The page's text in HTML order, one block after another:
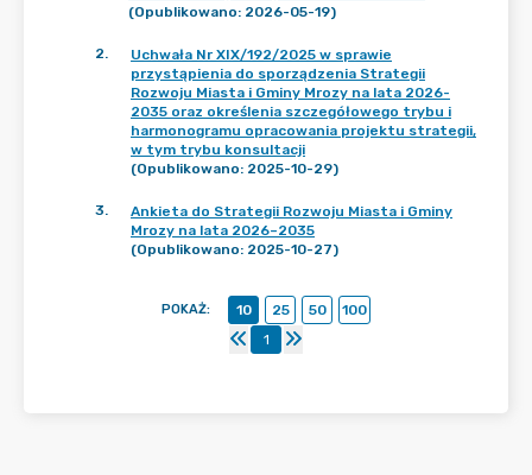
(Opublikowano: 2026-05-19)
2.
Uchwała Nr XIX/192/2025 w sprawie
przystąpienia do sporządzenia Strategii
Rozwoju Miasta i Gminy Mrozy na lata 2026-
2035 oraz określenia szczegółowego trybu i
harmonogramu opracowania projektu strategii,
w tym trybu konsultacji
(Opublikowano: 2025-10-29)
3.
Ankieta do Strategii Rozwoju Miasta i Gminy
Mrozy na lata 2026–2035
(Opublikowano: 2025-10-27)
POKAŻ: 10 25 50
100
1